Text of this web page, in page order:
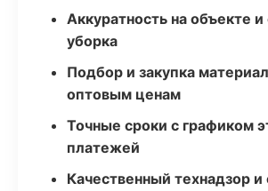
Аккуратность на объекте
уборка
Подбор и закупка
оптовым ценам
Точные сроки с графиком
платежей
Качественный технадзор